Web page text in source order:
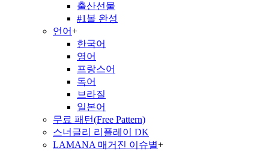
출산선물
#1볼 완성
언어+
한국어
영어
프랑스어
독어
브라질
일본어
무료 패턴(Free Pattern)
스너글리 리플레이 DK
LAMANA 매거진 이슈별+